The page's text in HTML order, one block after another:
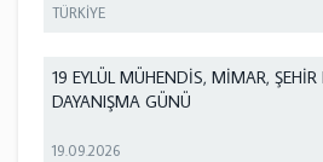
TÜRKİYE
19 EYLÜL MÜHENDİS, MİMAR, ŞEHİR
DAYANIŞMA GÜNÜ
19.09.2026